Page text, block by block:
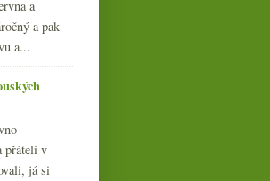
a
a pak
a...
přáteli v
já si